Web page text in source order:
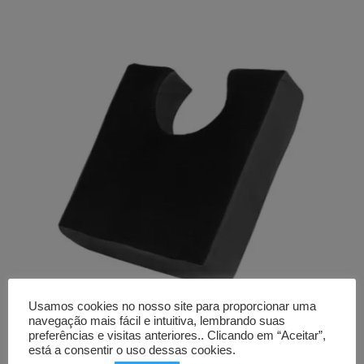
Almofada antiescaras
Usamos cookies no nosso site para proporcionar uma
navegação mais fácil e intuitiva, lembrando suas
preferências e visitas anteriores.. Clicando em “Aceitar”,
está a consentir o uso dessas cookies.